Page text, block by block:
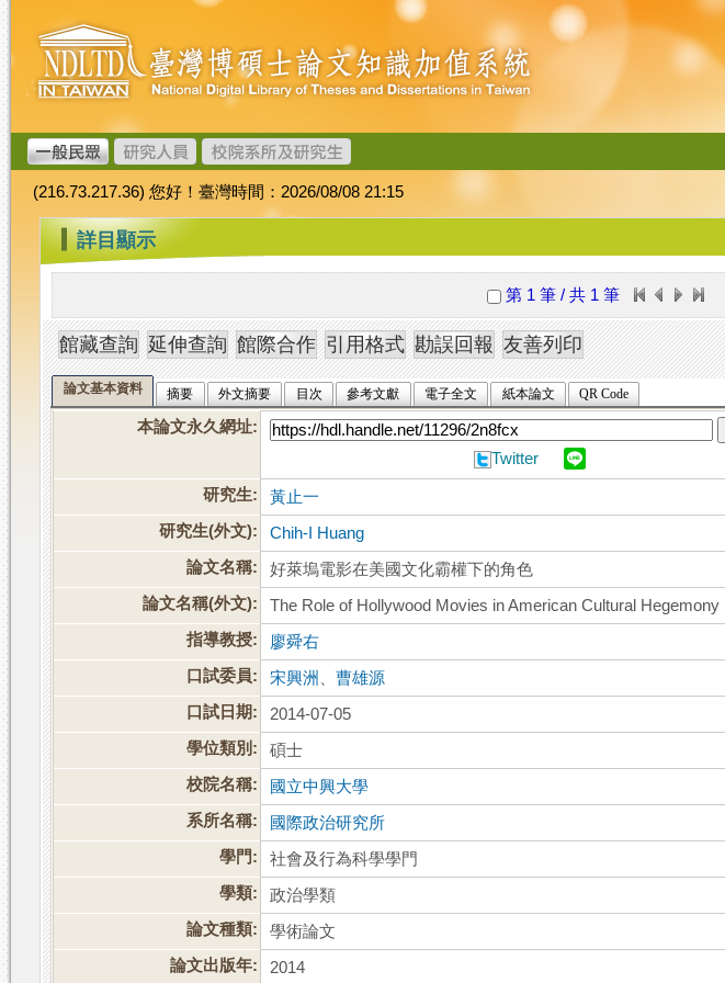
跳
到
主
要
內
容
臺
灣
博
碩
士
論
文
加
值
系
統
(216.73.217.36) 您好！臺灣時間：2026/08/08 21:15
::: 詳目顯示
第 1 筆 / 共 1 筆
論文基本資料 摘要 外文摘要 目次 參考文獻 電子全文 紙本論文 QR Code
本論文永久網址:
Twitter
研究生:
黃止一
研究生(外文):
Chih-I Huang
論文名稱:
好萊塢電影在美國文化霸權下的角色
論文名稱(外文):
The Role of Hollywood Movies in American Cultural Hegemony
指導教授:
廖舜右
口試委員:
宋興洲 、曹雄源
口試日期:
2014-07-05
學位類別:
碩士
校院名稱:
國立中興大學
系所名稱:
國際政治研究所
學門:
社會及行為科學學門
學類:
政治學類
論文種類:
學術論文
論文出版年:
2014